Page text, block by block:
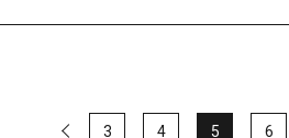
3 4 5 6